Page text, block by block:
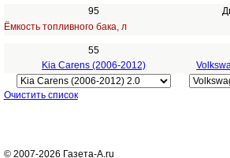
95
Ёмкость топливного бака, л
55
Kia Carens (2006-2012)
Очистить список
© 2007-2026 Газета-А.ru